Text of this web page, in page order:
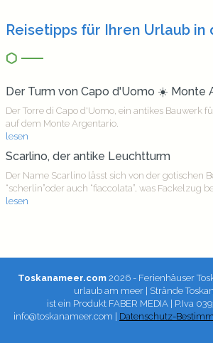
Reisetipps für Ihren Urlaub in
Der Turm von Capo d'Uomo ☀️ Monte
Der Torre di Capo d'Uomo, ein antikes Bauwerk
auf dem Monte Argentario.
lesen
Scarlino, der antike Leuchtturm
Der Name Scarlino lässt sich von der gotischen
“scherlin”oder auch “fiaccolata”, was Fackelzug
lesen
Toskanameer.com2026 - Ferienhäuser
urlaub am meer | Strände
ist ein Produkt FABER MEDIA| P.Iva
info@toskanameer.com | Datenschutz-